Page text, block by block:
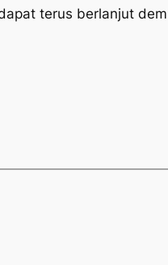
terus berlanjut